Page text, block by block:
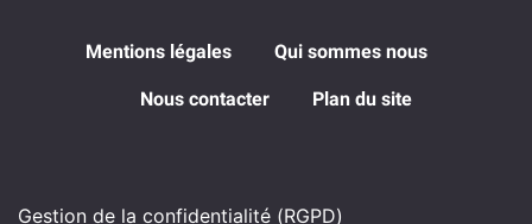
Mentions légales Qui sommes nous
Nous contacter Plan du site
Gestion de la confidentialité (RGPD)